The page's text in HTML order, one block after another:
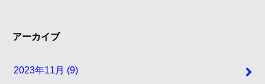
アーカイブ
2023年11月 (9)